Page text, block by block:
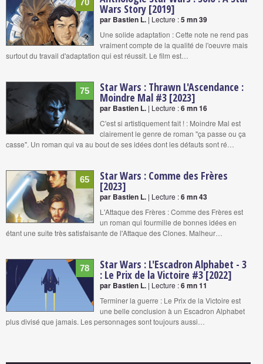
70 Wars Story [2019]
par Bastien L. | Lecture :5 mn 39
Une solide adaptation : Cette note ne rend pas
vraiment compte de la qualité de l'oeuvre mais
surtout du travail d'adaptation qui est réussit. Le film est…
75 Star Wars : Thrawn L'Ascendance :
Moindre Mal #3 [2023]
par Bastien L. | Lecture :6 mn 16
C'est si artistiquement fait ! : Moindre Mal est
clairement le genre de roman "ça passe ou ça
casse". Un roman qui va au bout de ses idées dont les défauts sont ré…
65 Star Wars : Comme des Frères
[2023]
par Bastien L. | Lecture :6 mn 43
L'Attaque des Frères : Comme des Frères est
un roman qui fourmille de bonnes idées en
étant une suite très satisfaisante de l'Attaque des Clones. Malheur…
78 Star Wars : L'Escadron Alphabet - 3
: Le Prix de la Victoire #3 [2022]
par Bastien L. | Lecture :6 mn 11
Terminer la guerre : Le Prix de la Victoire est
une belle conclusion à un Escadron Alphabet
plus divisé que jamais. Les personnages sont toujours aussi…